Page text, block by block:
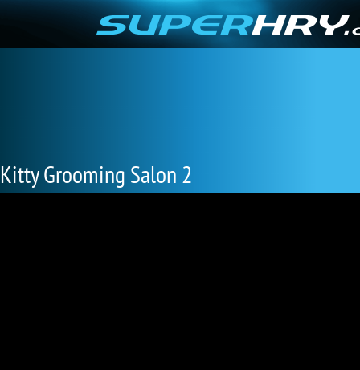
Kitty Grooming Salon 2